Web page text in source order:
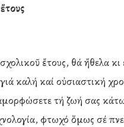
ἔτους, θά ἤθελα
καλή καί οὐσιαστική
τή ζωή σας
φτωχό ὅμως σέ